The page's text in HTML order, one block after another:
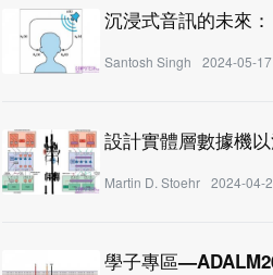
沉浸式音訊的未來
Santosh Singh 2024-05-
設計實體層數據機
Martin D. Stoehr 2024-04-
學子專區